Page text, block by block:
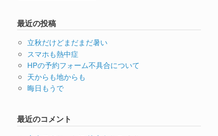
最近の投稿
立秋だけどまだまだ暑い
スマホも熱中症
HPの予約フォーム不具合について
天からも地からも
晦日もうで
最近のコメント